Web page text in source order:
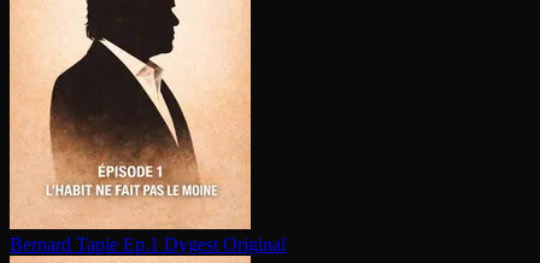
Bernard Tapie Ep.1 Dygest Original